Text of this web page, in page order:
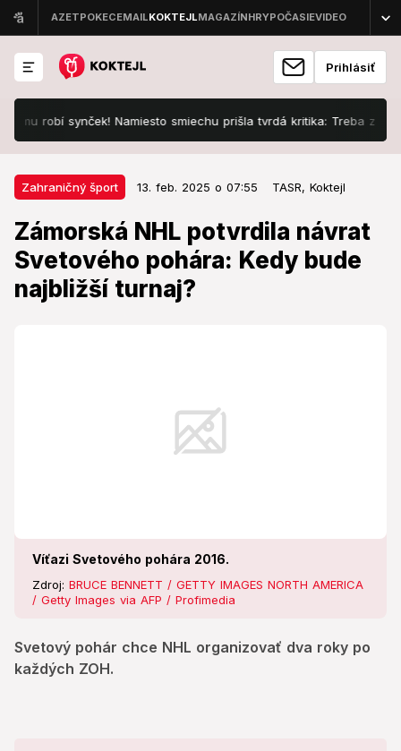
Prihlásiť
robí synček! Namiesto smiechu prišla tvrdá kritika: Treba zasiahnuť,
Zahraničný šport 13. feb. 2025 o 07:55 TASR, Koktejl
Zámorská NHL potvrdila návrat
Svetového pohára: Kedy bude
najbližší turnaj?
Víťazi Svetového pohára 2016.
Zdroj: BRUCE BENNETT / GETTY IMAGES NORTH AMERICA
/ Getty Images via AFP / Profimedia
Svetový pohár chce NHL organizovať dva roky po
každých ZOH.
Zahraničný šport 13. feb. 2025 o 07:55
Zámorská NHL potvrdila návrat
Svetového pohára: Kedy bude
najbližší turnaj?